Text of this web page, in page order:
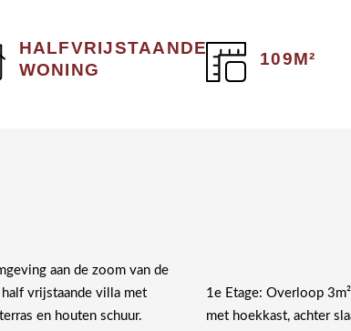
HALFVRIJSTAANDE
WONING
109M²
aan de zoom van de
vrijstaande villa met
en houten schuur.
1e Etage: Overloop
met hoekkast, achter